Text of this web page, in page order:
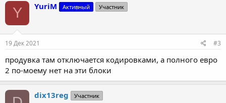
Y YuriM Активный Участник
19 Дек 2021 #3
продувка там отключается кодировками, а полного евро
2 по-моему нет на эти блоки
dix13reg Участник